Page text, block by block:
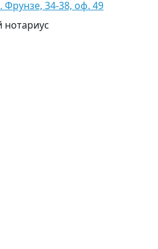
Фрунзе, 34-38, оф. 49
нотариус